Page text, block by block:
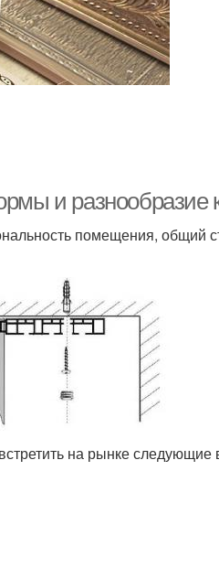
и разнообразие
помещения, общий
на рынке следующие